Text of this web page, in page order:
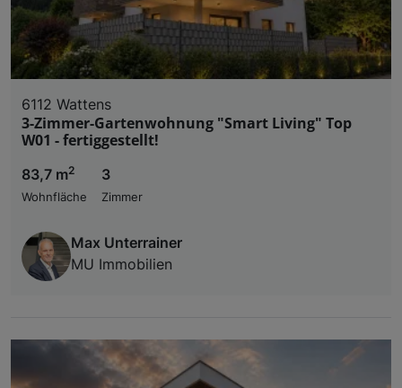
6112 Wattens
3-Zimmer-Gartenwohnung "Smart Living" Top
W01 - fertiggestellt!
83,7 m2
Wohnfläche
3
Zimmer
Max Unterrainer
MU Immobilien